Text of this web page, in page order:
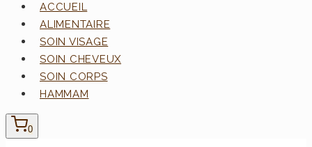
ACCUEIL
ALIMENTAIRE
SOIN VISAGE
SOIN CHEVEUX
SOIN CORPS
HAMMAM
0